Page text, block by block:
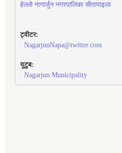
हेल्लो नागार्जुन नगरपालिका सीतापाइला
ट्वीटर:
NagarjunNapa@twitter.com
युटुब:
Nagarjun Municipality